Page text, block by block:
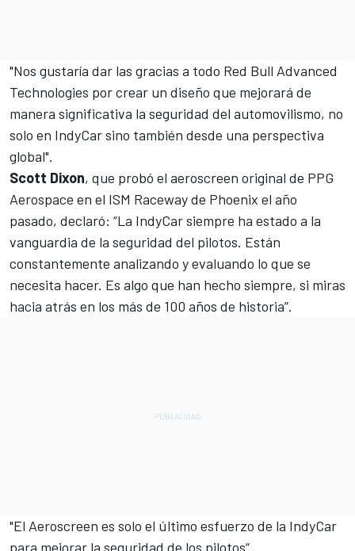
"Nos gustaría dar las gracias a todo Red Bull Advanced
Technologies por crear un diseño que mejorará de
manera significativa la seguridad del automovilismo, no
solo en IndyCar sino también desde una perspectiva
global".
Scott Dixon, que probó el aeroscreen original de PPG
Aerospace en el ISM Raceway de Phoenix el año
pasado, declaró: “La IndyCar siempre ha estado a la
vanguardia de la seguridad del pilotos. Están
constantemente analizando y evaluando lo que se
necesita hacer. Es algo que han hecho siempre, si miras
hacia atrás en los más de 100 años de historia”.
"El Aeroscreen es solo el último esfuerzo de la IndyCar
para mejorar la seguridad de los pilotos“.